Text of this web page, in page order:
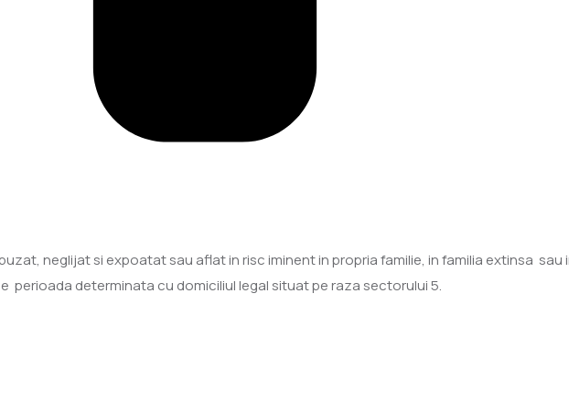
neglijat si expoatat sau aflat in risc iminent in propria familie, in familia extinsa sau
perioada determinata cu domiciliul legal situat pe raza sectorului 5.